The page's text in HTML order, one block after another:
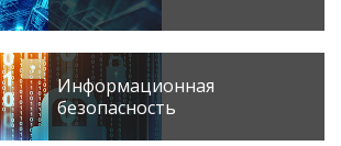
Информационная
безопасность